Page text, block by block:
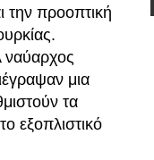
την προοπτική
ναύαρχος
μια
τα
εξοπλιστικό